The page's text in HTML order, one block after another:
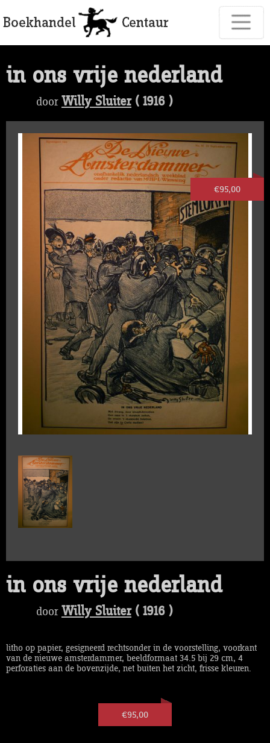
in ons vrije nederland
door Willy Sluiter( 1916 )
€95,00
in ons vrije nederland
door Willy Sluiter( 1916 )
litho op papier, gesigneerd rechtsonder in de voorstelling, voorkant
van de nieuwe amsterdammer, beeldformaat 34.5 bij 29 cm, 4
perforaties aan de bovenzijde, net buiten het zicht, frisse kleuren.
€95,00